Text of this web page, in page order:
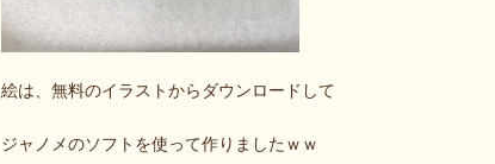
絵は、無料のイラストからダウンロードして
ジャノメのソフトを使って作りましたｗｗ